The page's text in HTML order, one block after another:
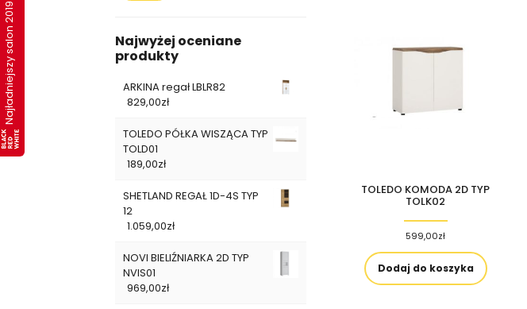
Najładniejszy salon 2019
Najwyżej oceniane
produkty
ARKINA regał LBLR82
829,00zł
TOLEDO PÓŁKA WISZĄCA TYP
TOLD01
189,00zł
SHETLAND REGAŁ 1D-4S TYP
12
1.059,00zł
NOVI BIELIŹNIARKA 2D TYP
NVIS01
969,00zł
TOLEDO KOMODA 2D TYP
TOLK02
599,00zł
Dodaj do koszyka